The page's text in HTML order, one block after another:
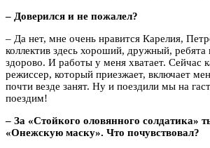
– Доверился и не пожалел?
– Да нет, мне очень нравится Карелия,
коллектив здесь хороший, дружный, ребята
здорово. И работы у меня хватает. Сейчас
режиссер, который приезжает, включает
почти везде занят. Ну и поездили мы на
поездим!
– За «Стойкого оловянного солдатика»
«Онежскую маску». Что почувствовал?